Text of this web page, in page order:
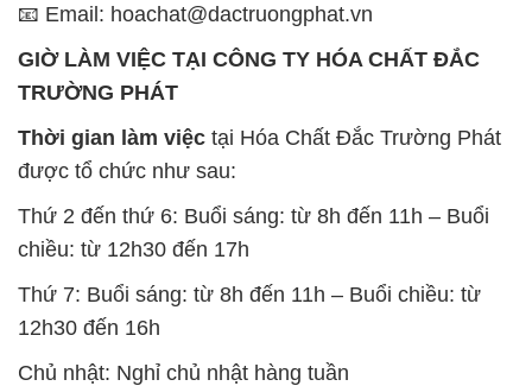
📧 Email: hoachat@dactruongphat.vn
GIỜ LÀM VIỆC TẠI CÔNG TY HÓA CHẤT ĐẮC
TRƯỜNG PHÁT
Thời gian làm việc tại Hóa Chất Đắc Trường Phát
được tổ chức như sau:
Thứ 2 đến thứ 6: Buổi sáng: từ 8h đến 11h – Buổi
chiều: từ 12h30 đến 17h
Thứ 7: Buổi sáng: từ 8h đến 11h – Buổi chiều: từ
12h30 đến 16h
Chủ nhật: Nghỉ chủ nhật hàng tuần